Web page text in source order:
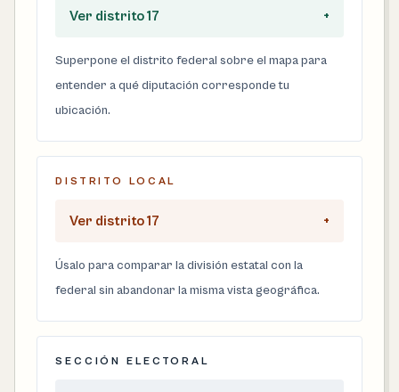
Ver distrito 17 +
Superpone el distrito federal sobre el mapa para
entender a qué diputación corresponde tu
ubicación.
DISTRITO LOCAL
Ver distrito 17 +
Úsalo para comparar la división estatal con la
federal sin abandonar la misma vista geográfica.
SECCIÓN ELECTORAL